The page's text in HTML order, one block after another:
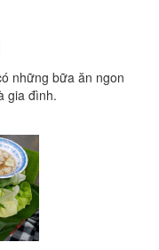
những bữa ăn ngon
gia đình.